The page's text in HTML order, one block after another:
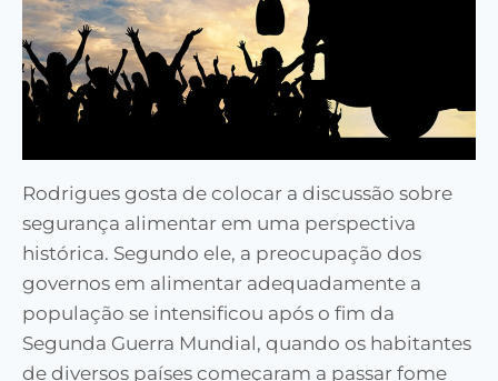
Rodrigues gosta de colocar a discussão sobre
segurança alimentar em uma perspectiva
histórica. Segundo ele, a preocupação dos
governos em alimentar adequadamente a
população se intensificou após o fim da
Segunda Guerra Mundial, quando os habitantes
de diversos países começaram a passar fome